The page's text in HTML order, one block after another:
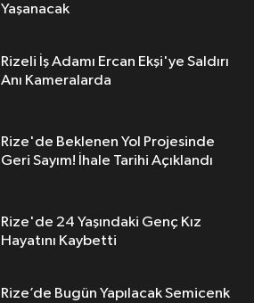
Yaşanacak
Rizeli İş Adamı Ercan Ekşi'ye Saldırı
Anı Kameralarda
Rize'de Beklenen Yol Projesinde
Geri Sayım! İhale Tarihi Açıklandı
Rize'de 24 Yaşındaki Genç Kız
Hayatını Kaybetti
Rize’de Bugün Yapılacak Semicenk